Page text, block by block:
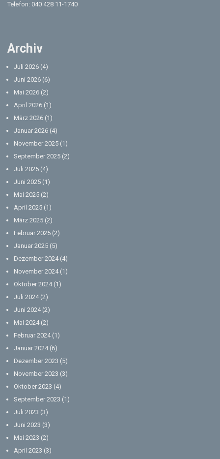
Telefon: 040 428 11-1740
Archiv
Juli 2026 (4)
Juni 2026 (6)
Mai 2026 (2)
April 2026 (1)
März 2026 (1)
Januar 2026 (4)
November 2025 (1)
September 2025 (2)
Juli 2025 (4)
Juni 2025 (1)
Mai 2025 (2)
April 2025 (1)
März 2025 (2)
Februar 2025 (2)
Januar 2025 (5)
Dezember 2024(4)
November 2024(1)
Oktober 2024(1)
Juli 2024(2)
Juni 2024(2)
Mai 2024(2)
Februar 2024(1)
Januar 2024(6)
Dezember 2023 (5)
November 2023 (3)
Oktober 2023 (4)
September 2023 (1)
Juli 2023 (3)
Juni 2023 (3)
Mai 2023 (2)
April 2023 (3)